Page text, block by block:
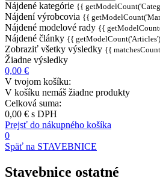
Nájdené kategórie {{
Nájdení výrobcovia {{
Nájdené modelové rady {{
Nájdené články {{
Zobraziť všetky výsledky {{
Žiadne výsledky
0,00 €
V tvojom košíku:
V košíku nemáš žiadne produkty
Celková suma:
0,00 € s DPH
Prejsť do nákupného košíka
0
Späť na STAVEBNICE
Stavebnice ostatné